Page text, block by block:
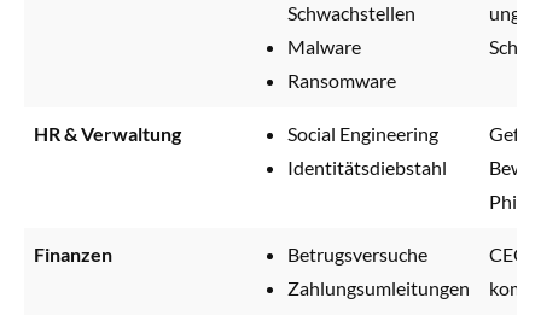
Schwachstellen
Malware
Ransomware
HR & Verwaltung
Social Engineering
Identitätsdiebstahl
Finanzen
Betrugsversuche
Zahlungsumleitungen
CEO-